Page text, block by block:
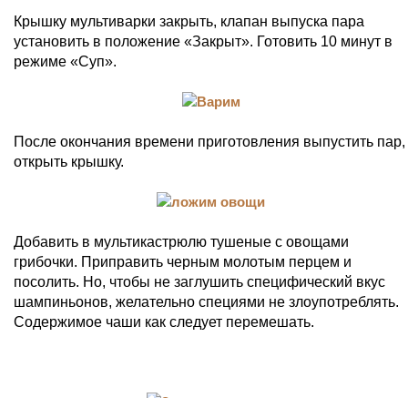
Крышку мультиварки закрыть, клапан выпуска пара
установить в положение «Закрыт». Готовить 10 минут в
режиме «Суп».
После окончания времени приготовления выпустить пар,
открыть крышку.
Добавить в мультикастрюлю тушеные с овощами
грибочки. Приправить черным молотым перцем и
посолить. Но, чтобы не заглушить специфический вкус
шампиньонов, желательно специями не злоупотреблять.
Содержимое чаши как следует перемешать.